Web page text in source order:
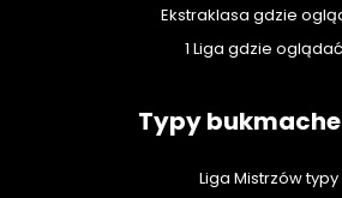
Ekstraklasa gdzie
1 Liga gdzie
Typy
Liga Mistrzów typy